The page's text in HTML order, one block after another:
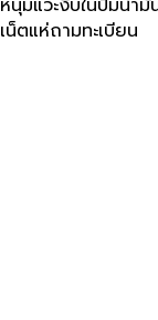
หนุ่มแวะงีบในปั๊มน้ำ
เน็ตแห่ถามทะเบียน